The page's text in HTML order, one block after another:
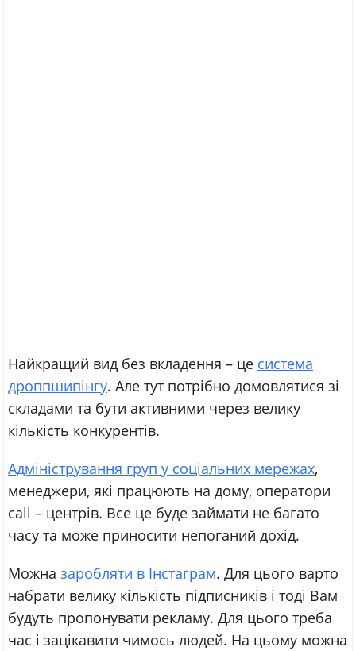
Найкращий вид без вкладення – це система
дроппшипінгу. Але тут потрібно домовлятися зі
складами та бути активними через велику
кількість конкурентів.
Адміністрування груп у соціальних мережах,
менеджери, які працюють на дому, оператори
call – центрів. Все це буде займати не багато
часу та може приносити непоганий дохід.
Можна заробляти в Інстаграм. Для цього варто
набрати велику кількість підписників і тоді Вам
будуть пропонувати рекламу. Для цього треба
час і зацікавити чимось людей. На цьому можна